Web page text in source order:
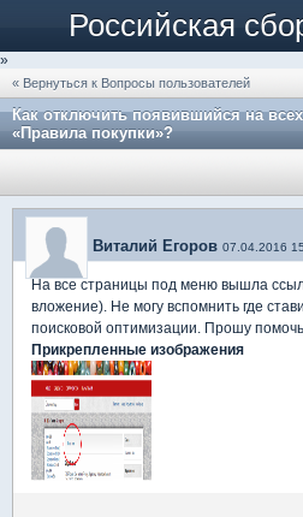
Российская
»
« Вернуться к Вопросы пользователей
Как отключить появившийся на
«Правила покупки»?
Виталий Егоров 07.04.2016
На все страницы под меню вышла
вложение). Не могу вспомнить где
поисковой оптимизации. Прошу
Прикрепленные изображения